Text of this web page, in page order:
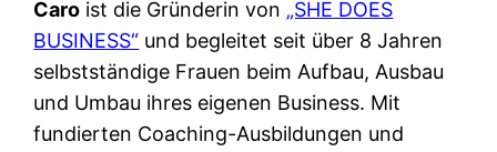
Caro ist die Gründerin von „SHE DOES
BUSINESS“ und begleitet seit über 8 Jahren
selbstständige Frauen beim Aufbau, Ausbau
und Umbau ihres eigenen Business. Mit
fundierten Coaching-Ausbildungen und